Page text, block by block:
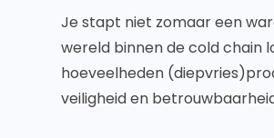
Je stapt niet zomaar een
wereld binnen de cold chain
hoeveelheden
veiligheid en